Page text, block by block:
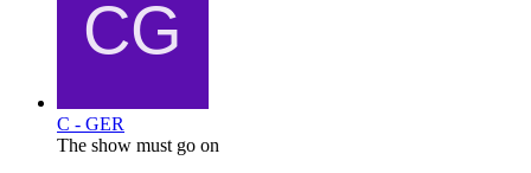
C - GER
The show must go on